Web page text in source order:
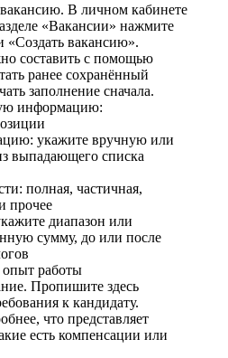
В личном кабинете
«Вакансии» нажмите
«Создать вакансию».
составить с помощью
ранее сохранённый
заполнение сначала.
информацию:
укажите вручную или
выпадающего списка
полная, частичная,
прочее
диапазон или
сумму, до или после
работы
Пропишите здесь
к кандидату.
что представляет
есть компенсации или